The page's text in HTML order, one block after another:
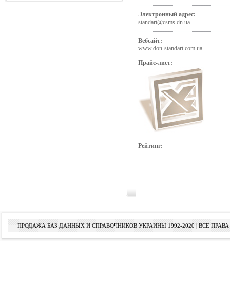
Электронный адрес:
standart@csms.dn.ua
Вебсайт:
www.don-standart.com.ua
Прайс-лист:
Рейтинг:
ПРОДАЖА БАЗ ДАННЫХ И СПРАВОЧНИКОВ УКРАИНЫ 1992-2020 | ВСЕ